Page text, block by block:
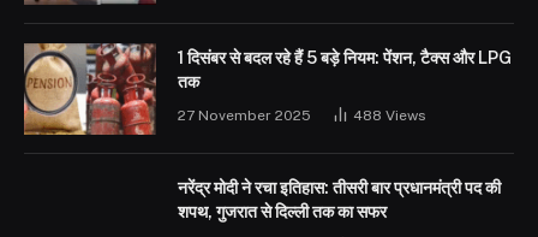
1 दिसंबर से बदल रहे हैं 5 बड़े नियम: पेंशन, टैक्स और LPG
तक
27 November 2025 488 Views
नरेंद्र मोदी ने रचा इतिहास: तीसरी बार प्रधानमंत्री पद की
शपथ, गुजरात से दिल्ली तक का सफर